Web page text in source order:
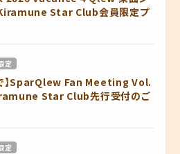
Kiramune Star Club会員限定プ
定
】SparQlew Fan Meeting Vol.
Star Club先行受付のご
定